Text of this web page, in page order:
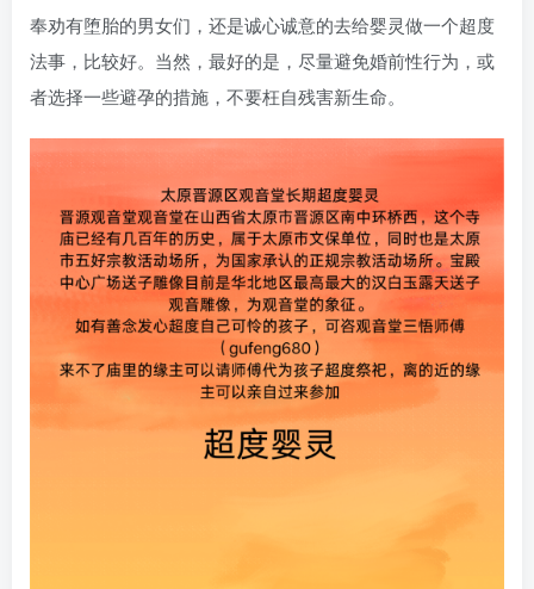
奉劝有堕胎的男女们，还是诚心诚意的去给婴灵做一个超度
法事，比较好。当然，最好的是，尽量避免婚前性行为，或
者选择一些避孕的措施，不要枉自残害新生命。